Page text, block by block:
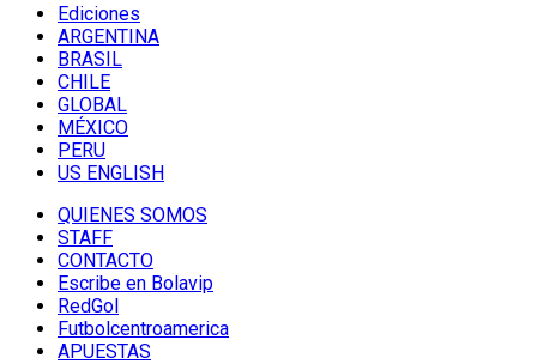
Ediciones
ARGENTINA
BRASIL
CHILE
GLOBAL
MÉXICO
PERU
US ENGLISH
QUIENES SOMOS
STAFF
CONTACTO
Escribe en Bolavip
RedGol
Futbolcentroamerica
APUESTAS